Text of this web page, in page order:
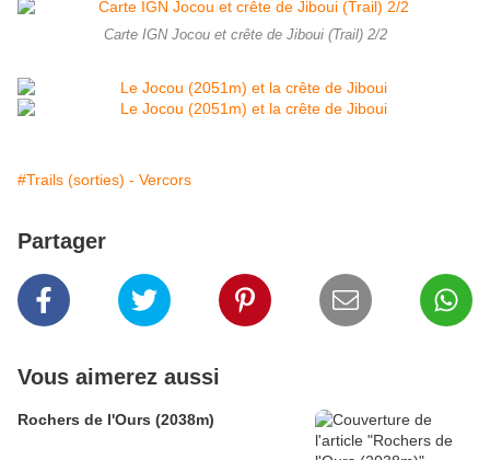
Carte IGN Jocou et crête de Jiboui (Trail) 2/2
#Trails (sorties) - Vercors
Partager
Vous aimerez aussi
Rochers de l'Ours (2038m)